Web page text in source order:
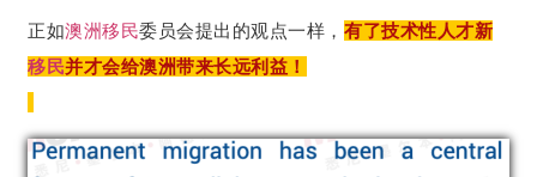
正如澳洲移民委员会提出的观点一样，有了技术性人才新
移民并才会给澳洲带来长远利益！